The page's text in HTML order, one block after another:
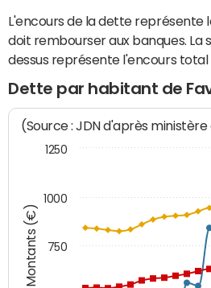
L'encours de la dette représente
doit rembourser aux banques.
dessus représente l'encours total
Dette par habitant de
Montants (€)
(Source : JDN d'après
750
1000
1250